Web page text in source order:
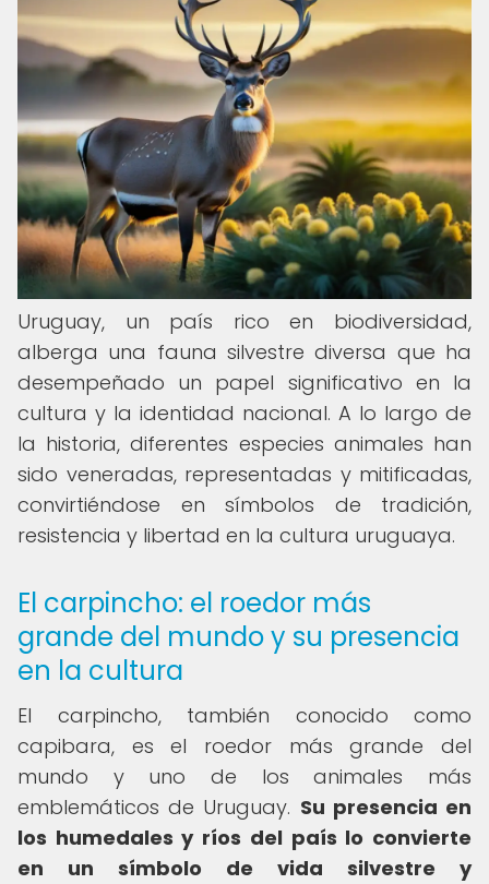
Uruguay, un país rico en biodiversidad,
alberga una fauna silvestre diversa que ha
desempeñado un papel significativo en la
cultura y la identidad nacional. A lo largo de
la historia, diferentes especies animales han
sido veneradas, representadas y mitificadas,
convirtiéndose en símbolos de tradición,
resistencia y libertad en la cultura uruguaya.
El carpincho: el roedor más
grande del mundo y su presencia
en la cultura
El carpincho, también conocido como
capibara, es el roedor más grande del
mundo y uno de los animales más
emblemáticos de Uruguay. Su presencia en
los humedales y ríos del país lo convierte
en un símbolo de vida silvestre y